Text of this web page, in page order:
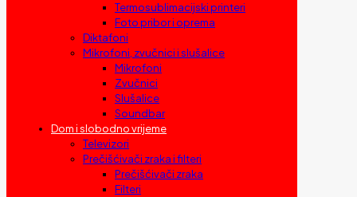
Termosublimacijski printeri
Foto pribor i oprema
Diktafoni
Mikrofoni, zvučnici i slušalice
Mikrofoni
Zvučnici
Slušalice
Soundbar
Dom i slobodno vrijeme
Televizori
Prečišćivači zraka i filteri
Prečišćivači zraka
Filteri